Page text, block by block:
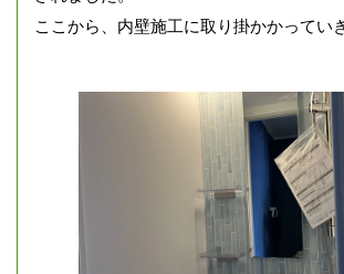
ここから、内壁施工に取り掛かかってい